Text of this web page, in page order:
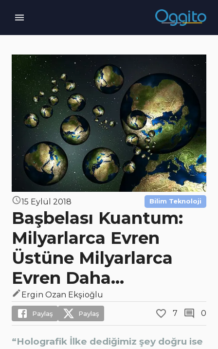
15 Eylül 2018 Bilim Teknoloji
Başbelası Kuantum:
Milyarlarca Evren
Üstüne Milyarlarca
Evren Daha...
Ergin Ozan Ekşioğlu
Paylaş Paylaş 7 0
“Holografik İlke dediğimiz şey doğru ise